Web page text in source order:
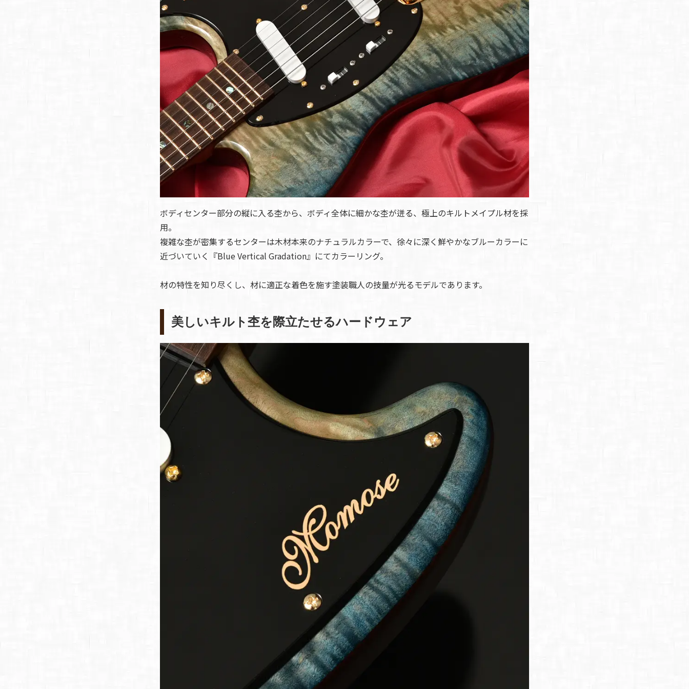
ボディセンター部分の縦に入る杢から、ボディ全体に細かな杢が迸る、極上のキルトメイプル材を採
用。
複雑な杢が密集するセンターは木材本来のナチュラルカラーで、徐々に深く鮮やかなブルーカラーに
近づいていく『Blue Vertical Gradation』にてカラーリング。
材の特性を知り尽くし、材に適正な着色を施す塗装職人の技量が光るモデルであります。
美しいキルト杢を際立たせるハードウェア